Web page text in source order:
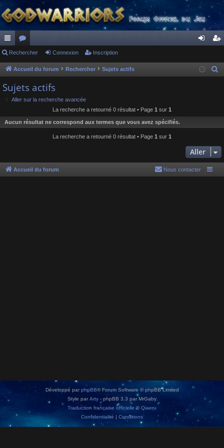
ac
co
ur
ci
or
u
s
ne cri
Rechercher Connexion Inscription
Accueil du forum Rechercher Sujets actifs
h
e
Sujets actifs
Aller sur la recherche avancée
La recherche a retourné 0 résultat • Page 1 sur 1
Aucun résultat ne correspond aux termes que vous avez spécifiés.
La recherche a retourné 0 résultat • Page 1 sur 1
Aller
Accueil du forum Nous contacter
Développé par phpBB® Forum Software © phpBB Limited
Style parArty - phpBB 3.3 par MrGaby
Traduction française officielle ©Qiaeru
Confidentialité | Conditions